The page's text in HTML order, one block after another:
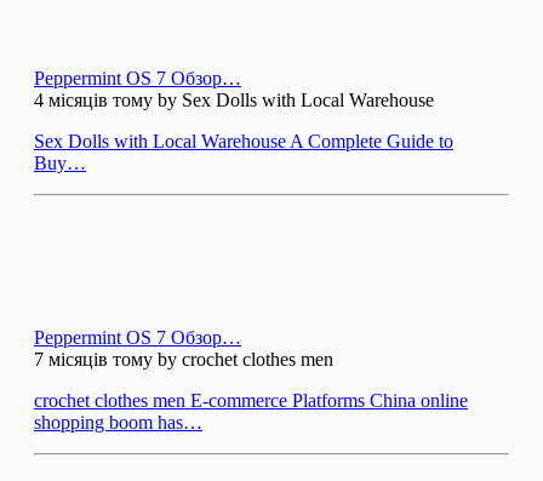
Peppermint OS 7 Обзор…
4 місяців тому by Sex Dolls with Local Warehouse
Sex Dolls with Local Warehouse A Complete Guide to
Buy…
Peppermint OS 7 Обзор…
7 місяців тому by crochet clothes men
crochet clothes men E-commerce Platforms China online
shopping boom has…